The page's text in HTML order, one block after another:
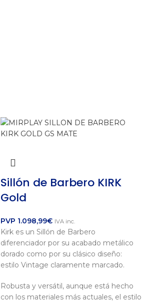
Sillón de Barbero KIRK
Gold
PVP 1.098,99€ IVA inc.
Kirk es un Sillón de Barbero
diferenciador por su acabado metálico
dorado como por su clásico diseño:
estilo Vintage claramente marcado.
Robusta y versátil, aunque está hecho
con los materiales más actuales, el estilo